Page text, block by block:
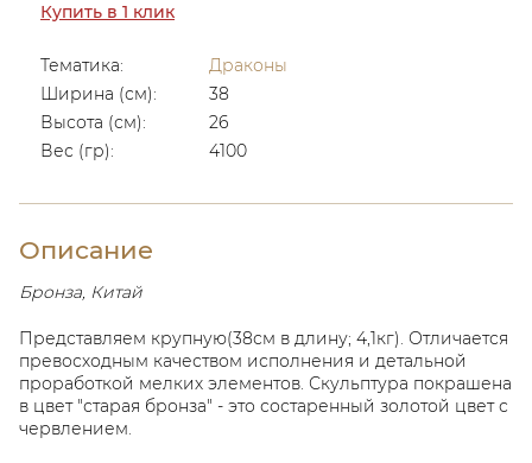
Купить в 1 клик
Тематика:
Драконы
Ширина (см):
38
Высота (см):
26
Вес (гр):
4100
Описание
Бронза, Китай
Представляем крупную(38см в длину; 4,1кг). Отличается
превосходным качеством исполнения и детальной
проработкой мелких элементов. Скульптура покрашена
в цвет "старая бронза" - это состаренный золотой цвет с
червлением.